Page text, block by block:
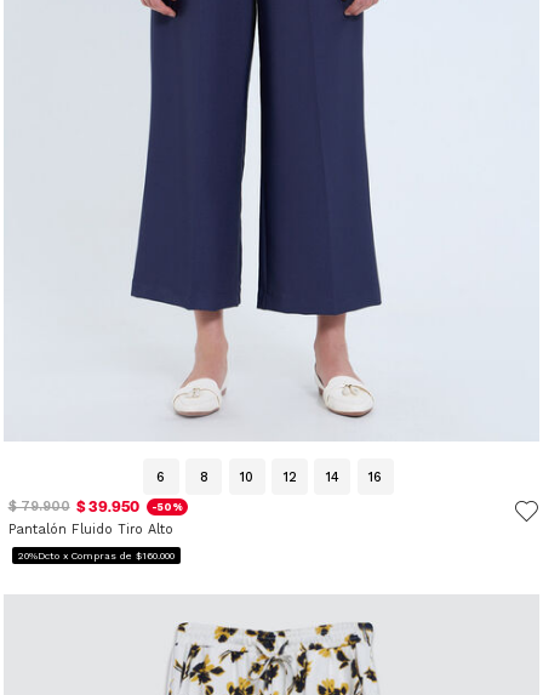
6 8 10 12 14
16
$ 79.900 $ 39.950 -50%
Pantalón Fluido Tiro Alto
20%Dcto x Compras de $160.000